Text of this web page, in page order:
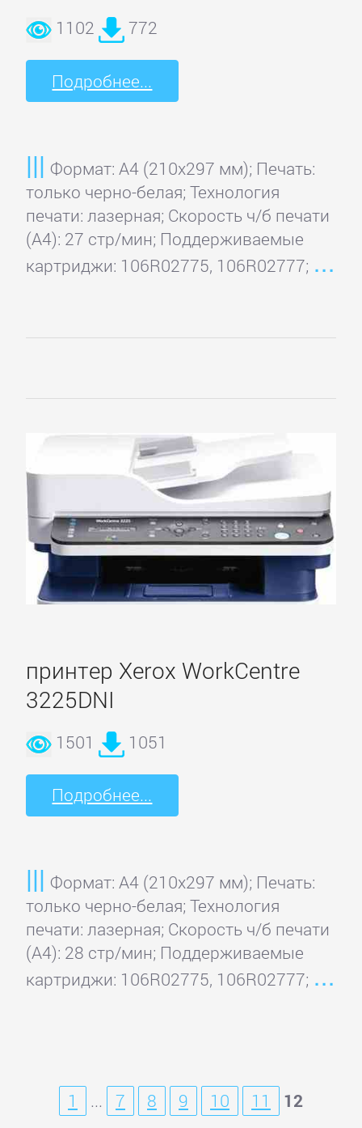
1102 772
Подробнее...
Формат: A4 (210x297 мм); Печать:
только черно-белая; Технология
печати: лазерная; Скорость ч/б печати
(А4): 27 стр/мин; Поддерживаемые
картриджи: 106R02775, 106R02777;
принтер Xerox WorkCentre
3225DNI
1501 1051
Подробнее...
Формат: A4 (210x297 мм); Печать:
только черно-белая; Технология
печати: лазерная; Скорость ч/б печати
(А4): 28 стр/мин; Поддерживаемые
картриджи: 106R02775, 106R02777;
1 ... 7 8 9 10 11 12